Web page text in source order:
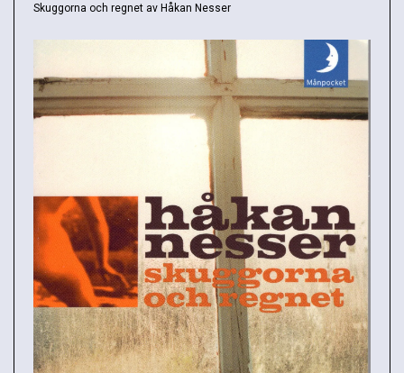
Skuggorna och regnet av Håkan Nesser